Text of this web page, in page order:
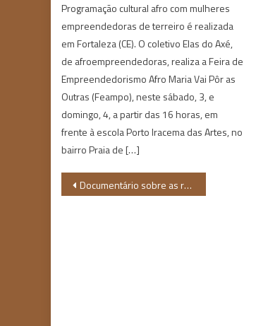
Programação cultural afro com mulheres
empreendedoras de terreiro é realizada
em Fortaleza (CE). O coletivo Elas do Axé,
de afroempreendedoras, realiza a Feira de
Empreendedorismo Afro Maria Vai Pôr as
Outras (Feampo), neste sábado, 3, e
domingo, 4, a partir das 16 horas, em
frente à escola Porto Iracema das Artes, no
bairro Praia de […]
Navegação
Documentário sobre as raízes da população negra no Brasil é lançado pelo UOL